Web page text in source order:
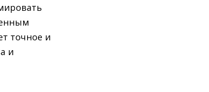
точное и
и